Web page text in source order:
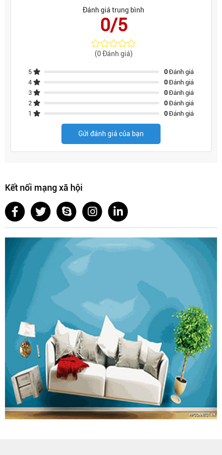
Đánh giá trung bình
0/5
(0 Đánh giá)
5 0Đánh giá
4
0Đánh giá
3
0Đánh giá
2
0Đánh giá
1
0Đánh giá
Gửi đánh giá của bạn
Kết nối mạng xã hội